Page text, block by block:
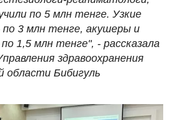
по 5 млн тенге. Узкие
3 млн тенге, акушеры и
1,5 млн тенге", - рассказала
здравоохранения
области Бибигуль